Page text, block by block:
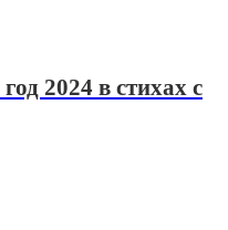
2024 в стихах с